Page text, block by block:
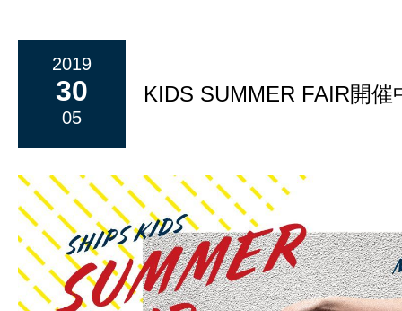
2019
30
05
KIDS SUMMER FAIR開催